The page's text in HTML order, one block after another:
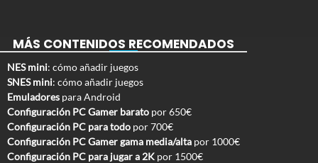
MÁS CONTENIDOS RECOMENDADOS
NES mini: cómo añadir juegos
SNES mini: cómo añadir juegos
Emuladores para Android
Configuración PC Gamer barato por 650€
Configuración PC para todo por 700€
Configuración PC Gamer gama media/alta por 1000€
Configuración PC para jugar a 2K por 1500€